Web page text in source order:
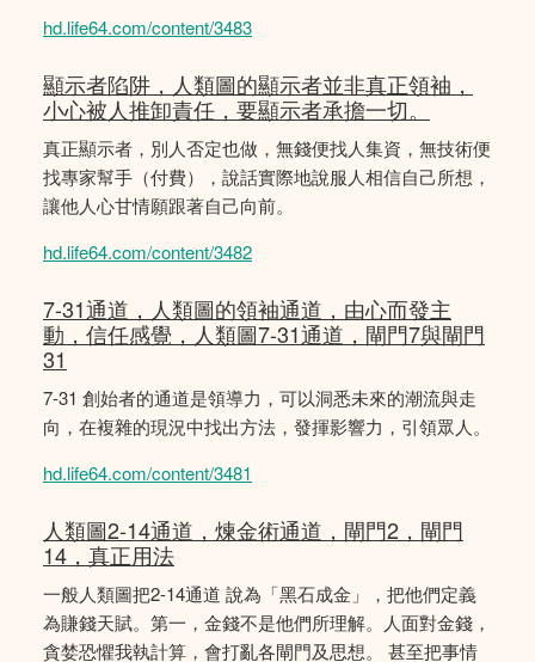
hd.life64.com/content/3483
顯示者陷阱，人類圖的顯示者並非真正領袖，
小心被人推卸責任，要顯示者承擔一切。
真正顯示者，別人否定也做，無錢便找人集資，無技術便
找專家幫手（付費），說話實際地說服人相信自己所想，
讓他人心甘情願跟著自己向前。
hd.life64.com/content/3482
7-31通道，人類圖的領袖通道，由心而發主
動，信任感覺，人類圖7-31通道，閘門7與閘門
31
7-31 創始者的通道是領導力，可以洞悉未來的潮流與走
向，在複雜的現況中找出方法，發揮影響力，引領眾人。
hd.life64.com/content/3481
人類圖2-14通道，煉金術通道，閘門2，閘門
14，真正用法
一般人類圖把2-14通道 說為「黑石成金」，把他們定義
為賺錢天賦。第一，金錢不是他們所理解。人面對金錢，
貪婪恐懼我執計算，會打亂各閘門及思想。 甚至把事情